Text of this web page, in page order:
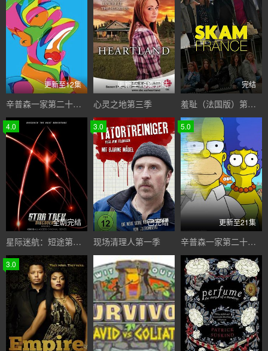
更新至12集
辛普森一家第二十八季
更新至18集完结
心灵之地第三季
完结
羞耻（法国版）第一季
4.0
全剧完结
星际迷航：短途第一季
3.0
已完结
现场清理人第一季
5.0
更新至21集
辛普森一家第二十六季
3.0